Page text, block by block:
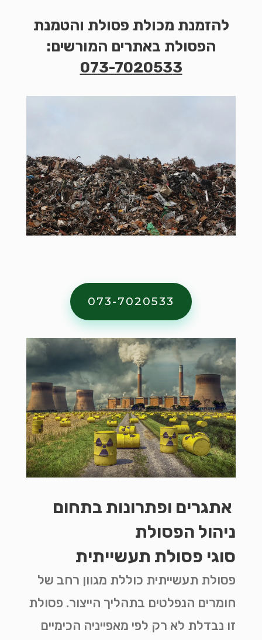
להזמנת מכולת פסולת והטמנת
הפסולת באתרים המורשים:
073-7020533
073-7020533
אתגרים ופתרונות בתחום
ניהול הפסולת
סוגי פסולת תעשייתית
פסולת תעשייתית כוללת מגוון רחב של
חומרים הנפלטים בתהליך הייצור. פסולת
זו נבדלת לא רק לפי מאפייניה הכימיים